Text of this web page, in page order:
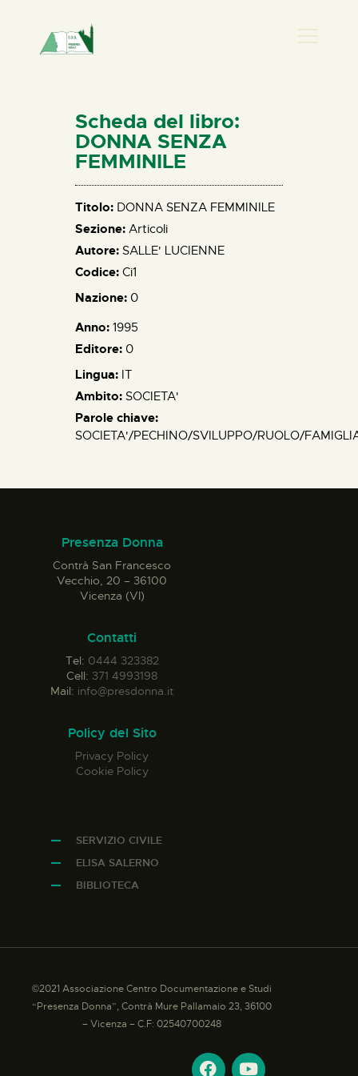
HOME
CHI SIAMO
NEWS
PERCORSI
BIBLIOTECA
ELISA SALERNO
CONTATTI
Scheda del libro:
DONNA SENZA
FEMMINILE
Titolo: DONNA SENZA FEMMINILE
Sezione: Articoli
Autore: SALLE' LUCIENNE
Codice: Ci1
Nazione: 0
Anno: 1995
Editore: 0
Lingua: IT
Ambito: SOCIETA'
Parole chiave:
SOCIETA'/PECHINO/SVILUPPO/RUOLO/
Presenza Donna
Contrà San Francesco
Vecchio, 20 – 36100
Vicenza (VI)
Contatti
Tel: 0444 323382
Cell: 371 4993198
Mail: info@presdonna.it
Policy del Sito
Privacy Policy
Cookie Policy
SERVIZIO CIVILE
ELISA SALERNO
BIBLIOTECA
©2021 Associazione Centro Documentazione e Studi
“Presenza Donna”, Contrà Mure Pallamaio 23, 36100
– Vicenza – C.F: 02540700248